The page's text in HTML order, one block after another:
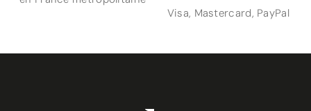
Visa, Mastercard, PayPal